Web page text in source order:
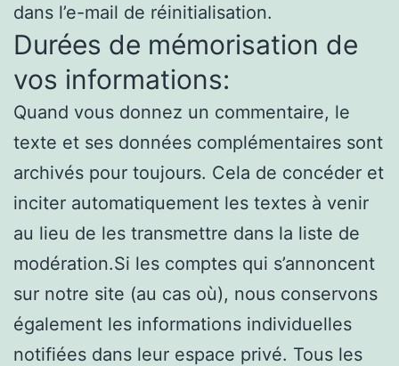
dans l’e-mail de réinitialisation.
Durées de mémorisation de
vos informations:
Quand vous donnez un commentaire, le
texte et ses données complémentaires sont
archivés pour toujours. Cela de concéder et
inciter automatiquement les textes à venir
au lieu de les transmettre dans la liste de
modération.Si les comptes qui s’annoncent
sur notre site (au cas où), nous conservons
également les informations individuelles
notifiées dans leur espace privé. Tous les